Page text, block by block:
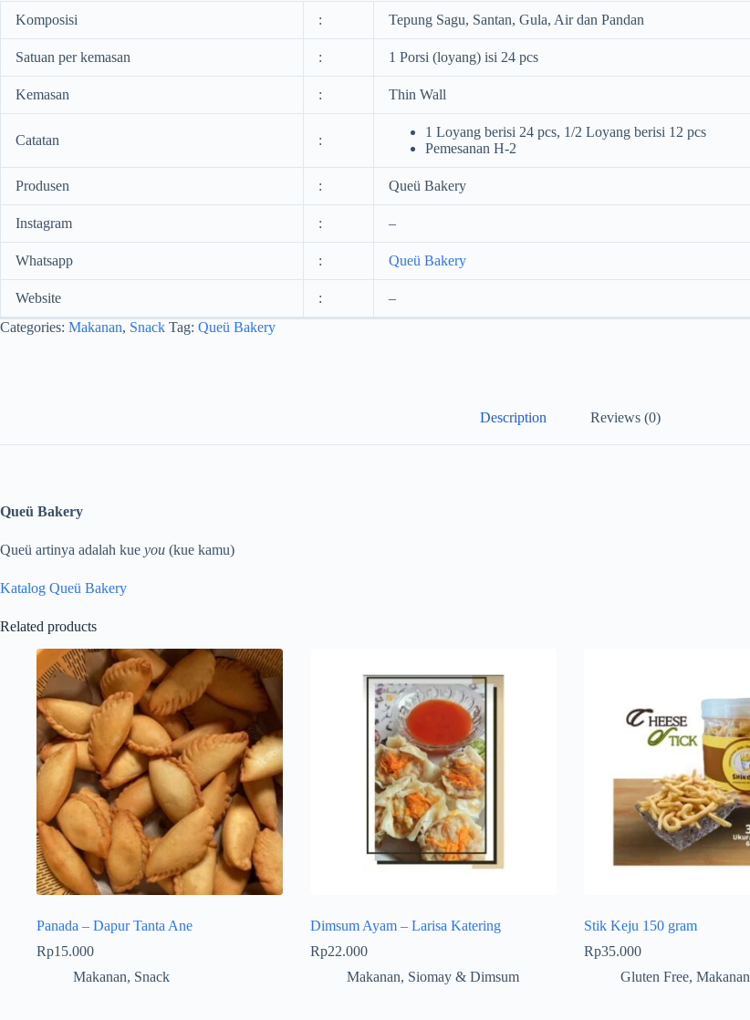
Komposisi : Tepung Sagu, Santan, Gula, Air dan Pandan
Satuan per kemasan : 1 Porsi (loyang) isi 24 pcs
Kemasan : Thin Wall
Catatan :
1 Loyang berisi 24 pcs, 1/2 Loyang berisi 12 pcs
Pemesanan H-2
Produsen : Queü Bakery
Instagram : –
Whatsapp : Queü Bakery
Website :
–
Categories: Makanan, Snack Tag: Queü Bakery
Description Reviews (0)
Queü Bakery
Queü artinya adalah kue you (kue kamu)
Katalog Queü Bakery
Related products
Panada – Dapur Tanta Ane
Rp15.000
Makanan, Snack
Dimsum Ayam – Larisa Katering
Rp22.000
Makanan, Siomay & Dimsum
Stik Keju 150 gram
Rp35.000
Gluten Free, Makanan